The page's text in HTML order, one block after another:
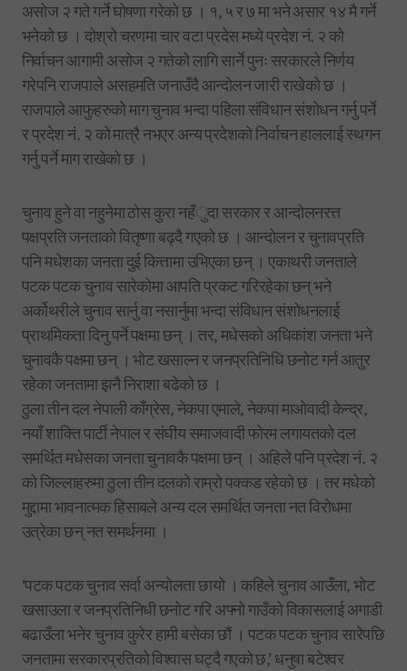
असोज २ गते गर्ने घोषणा गरेको छ । १, ५ र ७ मा भने असार १४ मै गर्ने
भनेको छ । दोश्रो चरणमा चार वटा प्रदेस मध्ये प्रदेश नं. २ को
निर्वाचन आगामी असोज २ गतेको लागि सार्ने पुनः सरकारले निर्णय
गरेपनि राजपाले असहमति जनाउँदै आन्दोलन जारी राखेको छ ।
राजपाले आफुहरुको माग चुनाव भन्दा पहिला संविधान संशोधन गर्नु पर्ने
र प्रदेश नं. २ को मात्रै नभएर अन्य प्रदेशको निर्वाचन हाललाई स्थगन
गर्नु पर्ने माग राखेको छ ।
चुनाव हुने वा नहुनेमा ठोस कुरा नहँुदा सरकार र आन्दोलनरत्त
पक्षप्रति जनताको वितृष्णा बढ्दै गएको छ । आन्दोलन र चुनावप्रति
पनि मधेशका जनता दुई कित्तामा उभिएका छन् । एकाथरी जनताले
पटक पटक चुनाव सारेकोमा आपति प्रकट गरिरहेका छन् भने
अर्कोथरीले चुनाव सार्नु वा नसार्नुमा भन्दा संविधान संशोधनलाई
प्राथमिकता दिनु पर्ने पक्षमा छन् । तर, मधेसको अधिकांश जनता भने
चुनावकै पक्षमा छन् । भोट खसाल्न र जनप्रतिनिधि छनोट गर्न आतुर
रहेका जनतामा झनै निराशा बढेको छ ।
ठुला तीन दल नेपाली काँग्रेस, नेकपा एमाले, नेकपा माओवादी केन्द्र,
नयाँ शाक्ति पार्टी नेपाल र संघीय समाजवादी फोरम लगायतको दल
समर्थित मधेसका जनता चुनावकै पक्षमा छन् । अहिले पनि प्रदेश नं. २
को जिल्लाहरुमा ठुला तीन दलको राम्रो पक्कड रहेको छ । तर मधेको
मुद्दामा भावनात्मक हिसाबले अन्य दल समर्थित जनता नत विरोधमा
उत्रेका छन् नत समर्थनमा ।
‘पटक पटक चुनाव सर्दा अन्योलता छायो । कहिले चुनाव आउँला, भोट
खसाउला र जनप्रतिनिधी छनोट गरि अफ्नो गाउँको विकासलाई अगाडी
बढाउँला भनेर चुनाव कुरेर हामी बसेका छौं । पटक पटक चुनाव सारेपछि
जनतामा सरकारप्रतिको विश्वास घट्दै गएको छ,’ धनुषा बटेश्वर